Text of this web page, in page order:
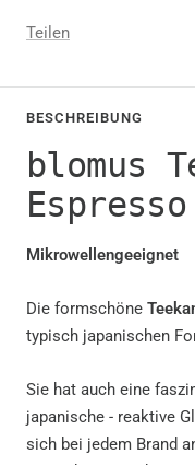
Teilen
BESCHREIBUNG
blomus
Espresso
Mikrowellengeeignet
Die formschöne
typisch japanischen
Sie hat auch eine
japanische - reaktive
sich bei jedem Brand